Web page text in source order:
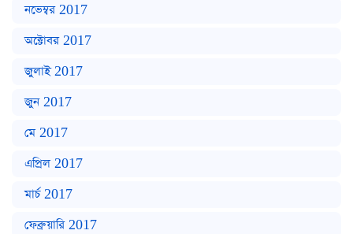
নভেম্বর 2017
অক্টোবর 2017
জুলাই 2017
জুন 2017
মে 2017
এপ্রিল 2017
মার্চ 2017
ফেব্রুয়ারি 2017